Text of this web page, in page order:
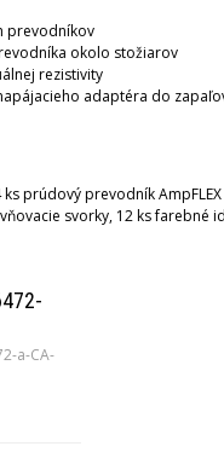
prevodníkov
okolo stožiarov
rezistivity
adaptéra do
ks prúdový prevodník
svorky, 12 ks farebné
a-CA-